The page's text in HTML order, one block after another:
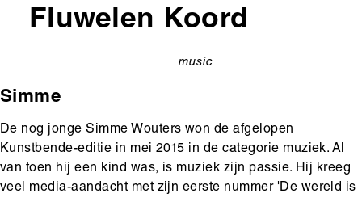
Fluwelen Koord
music
Simme
De nog jonge Simme Wouters won de afgelopen
Kunstbende-editie in mei 2015 in de categorie muziek. Al
van toen hij een kind was, is muziek zijn passie. Hij kreeg
veel media-aandacht met zijn eerste nummer 'De wereld is